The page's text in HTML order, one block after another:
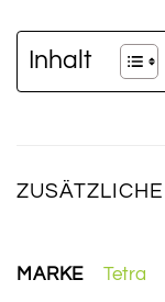
Inhalt
MARKE Tetra